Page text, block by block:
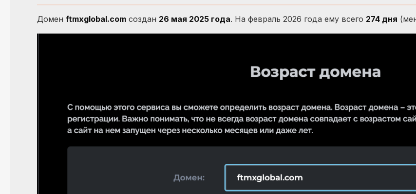
Домен ftmxglobal.com создан 26 мая 2025 года. На февраль 2026 года ему всего 274 дня